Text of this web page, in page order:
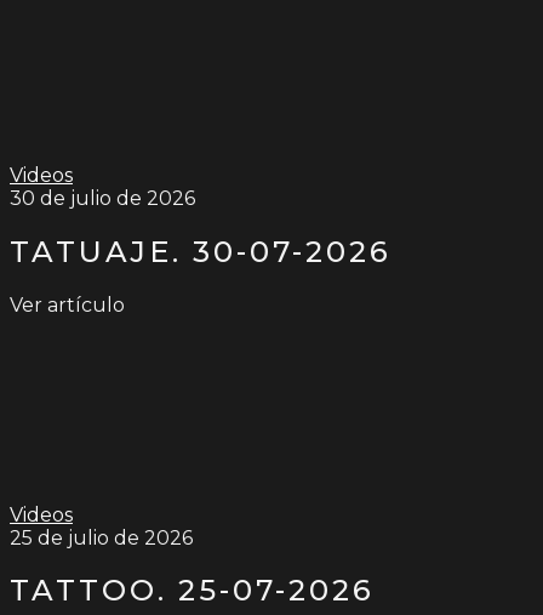
Videos
30 de julio de 2026
TATUAJE. 30-07-2026
Ver artículo
Videos
25 de julio de 2026
TATTOO. 25-07-2026